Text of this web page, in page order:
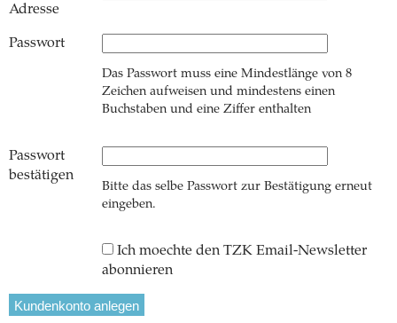
Adresse
Passwort
Das Passwort muss eine Mindestlänge von 8
Zeichen aufweisen und mindestens einen
Buchstaben und eine Ziffer enthalten
Passwort
bestätigen
Bitte das selbe Passwort zur Bestätigung erneut
eingeben.
Ich moechte den TZK Email-Newsletter
abonnieren